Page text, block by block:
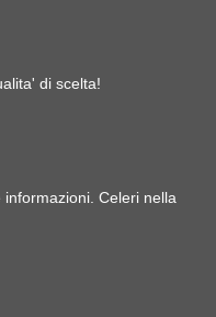
di scelta!
Celeri nella